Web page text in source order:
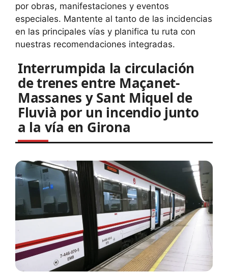
por obras, manifestaciones y eventos
especiales. Mantente al tanto de las incidencias
en las principales vías y planifica tu ruta con
nuestras recomendaciones integradas.
Interrumpida la circulación
de trenes entre Maçanet-
Massanes y Sant Miquel de
Fluvià por un incendio junto
a la vía en Girona